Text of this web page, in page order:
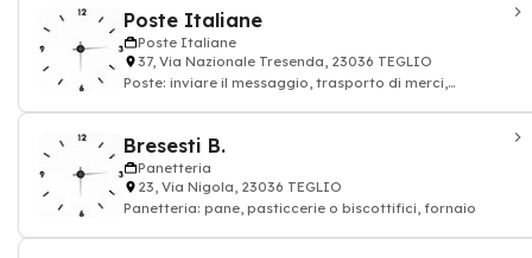
Poste Italiane
Poste Italiane
37, Via Nazionale Tresenda, 23036 TEGLIO
Poste: inviare il messaggio, trasporto di merci,
Bresesti B.
Panetteria
23, Via Nigola, 23036 TEGLIO
Panetteria: pane, pasticcerie o biscottifici, fornaio